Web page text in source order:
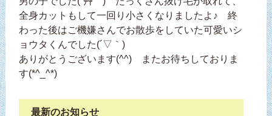
全身カットもして一回り小さくなりましたよ♪ 終
わった後はご機嫌さんでお散歩をしていた可愛いシ
ョウタくんでした(´▽｀)
ありがとうございます(^^) またお待ちしておりま
す(*^_^*)
最新のお知らせ